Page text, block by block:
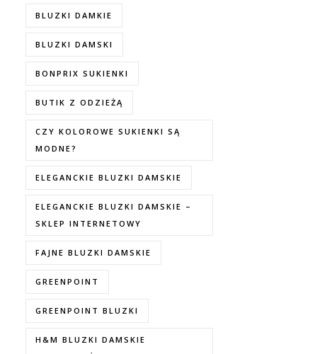
BLUZKI DAMKIE
BLUZKI DAMSKI
BONPRIX SUKIENKI
BUTIK Z ODZIEŻĄ
CZY KOLOROWE SUKIENKI SĄ
MODNE?
ELEGANCKIE BLUZKI DAMSKIE
ELEGANCKIE BLUZKI DAMSKIE –
SKLEP INTERNETOWY
FAJNE BLUZKI DAMSKIE
GREENPOINT
GREENPOINT BLUZKI
H&M BLUZKI DAMSKIE